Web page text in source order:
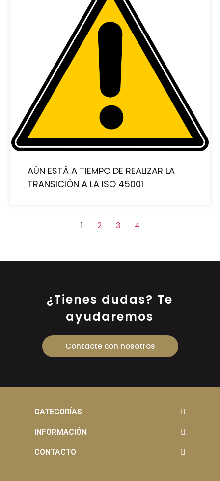
AÚN ESTÁ A TIEMPO DE REALIZAR LA
TRANSICIÓN A LA ISO 45001
1 2 3 4
¿Tienes dudas? Te
ayudaremos
Contacte con nosotros
CATEGORÍAS
INFORMACIÓN
CONTACTO